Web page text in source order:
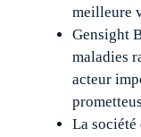
meilleure
Gensight
maladies
acteur
La société